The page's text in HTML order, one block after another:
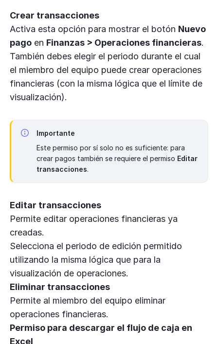
Crear transacciones
Activa esta opción para mostrar el botón Nuevo
pago en Finanzas > Operaciones financieras.
También debes elegir el periodo durante el cual
el miembro del equipo puede crear operaciones
financieras (con la misma lógica que el límite de
visualización).
Importante
Este permiso por sí solo no es suficiente: para
crear pagos también se requiere el permiso Editar
transacciones.
Editar transacciones
Permite editar operaciones financieras ya
creadas.
Selecciona el periodo de edición permitido
utilizando la misma lógica que para la
visualización de operaciones.
Eliminar transacciones
Permite al miembro del equipo eliminar
operaciones financieras.
Permiso para descargar el flujo de caja en
Excel